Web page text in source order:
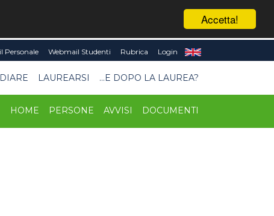
Accetta!
Personale Webmail Studenti Rubrica Login
LAUREARSI ...E DOPO LA LAUREA?
HOME PERSONE AVVISI DOCUMENTI